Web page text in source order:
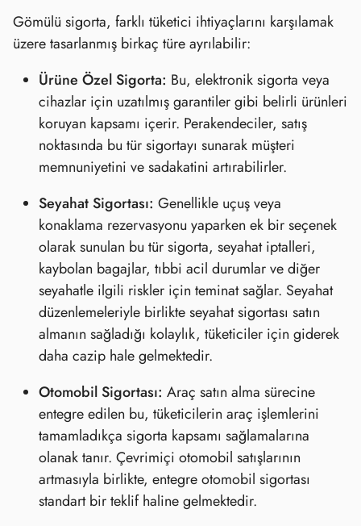
Gömülü sigorta, farklı tüketici ihtiyaçlarını karşılamak
üzere tasarlanmış birkaç türe ayrılabilir:
Ürüne Özel Sigorta: Bu, elektronik sigorta veya
cihazlar için uzatılmış garantiler gibi belirli ürünleri
koruyan kapsamı içerir. Perakendeciler, satış
noktasında bu tür sigortayı sunarak müşteri
memnuniyetini ve sadakatini artırabilirler.
Seyahat Sigortası: Genellikle uçuş veya
konaklama rezervasyonu yaparken ek bir seçenek
olarak sunulan bu tür sigorta, seyahat iptalleri,
kaybolan bagajlar, tıbbi acil durumlar ve diğer
seyahatle ilgili riskler için teminat sağlar. Seyahat
düzenlemeleriyle birlikte seyahat sigortası satın
almanın sağladığı kolaylık, tüketiciler için giderek
daha cazip hale gelmektedir.
Otomobil Sigortası: Araç satın alma sürecine
entegre edilen bu, tüketicilerin araç işlemlerini
tamamladıkça sigorta kapsamı sağlamalarına
olanak tanır. Çevrimiçi otomobil satışlarının
artmasıyla birlikte, entegre otomobil sigortası
standart bir teklif haline gelmektedir.